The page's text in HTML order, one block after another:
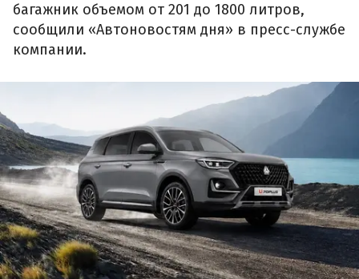
багажник объемом от 201 до 1800 литров,
сообщили «Автоновостям дня» в пресс-службе
компании.